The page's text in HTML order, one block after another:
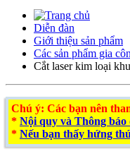
Diễn đàn
Giới thiệu sản phẩm
Các sản phẩm gia
Cắt laser kim loại
Chú ý: Các bạn nên
* Nội quy và Thông
* Nếu bạn thấy hứng